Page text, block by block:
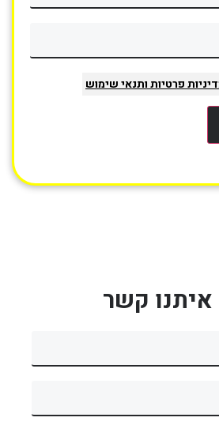
פרטיותותנאי שימוש
איתנו קשר